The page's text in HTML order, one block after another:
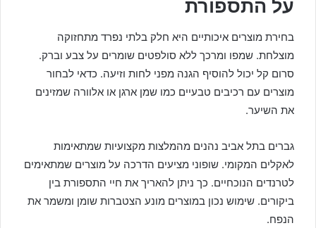
על התספורת
בחירת מוצרים איכותיים היא חלק בלתי נפרד מתחזוקה
מוצלחת. שמפו ומרכך ללא סולפטים שומרים על צבע וברק.
סרום קל יכול להוסיף הגנה מפני לחות וזיעה. כדאי לבחור
מוצרים עם רכיבים טבעיים כמו שמן ארגן או אלוורה שמזינים
את השיער.
גברים בתל אביב נהנים מהמלצות מקצועיות שמתאימות
לאקלים המקומי. שופוני מציעים הדרכה על מוצרים שמתאימים
לטרנדים הנוכחיים. כך ניתן להאריך את חיי התספורת בין
ביקורים. שימוש נכון במוצרים מונע הצטברות שומן ומשמר את
הנפח.